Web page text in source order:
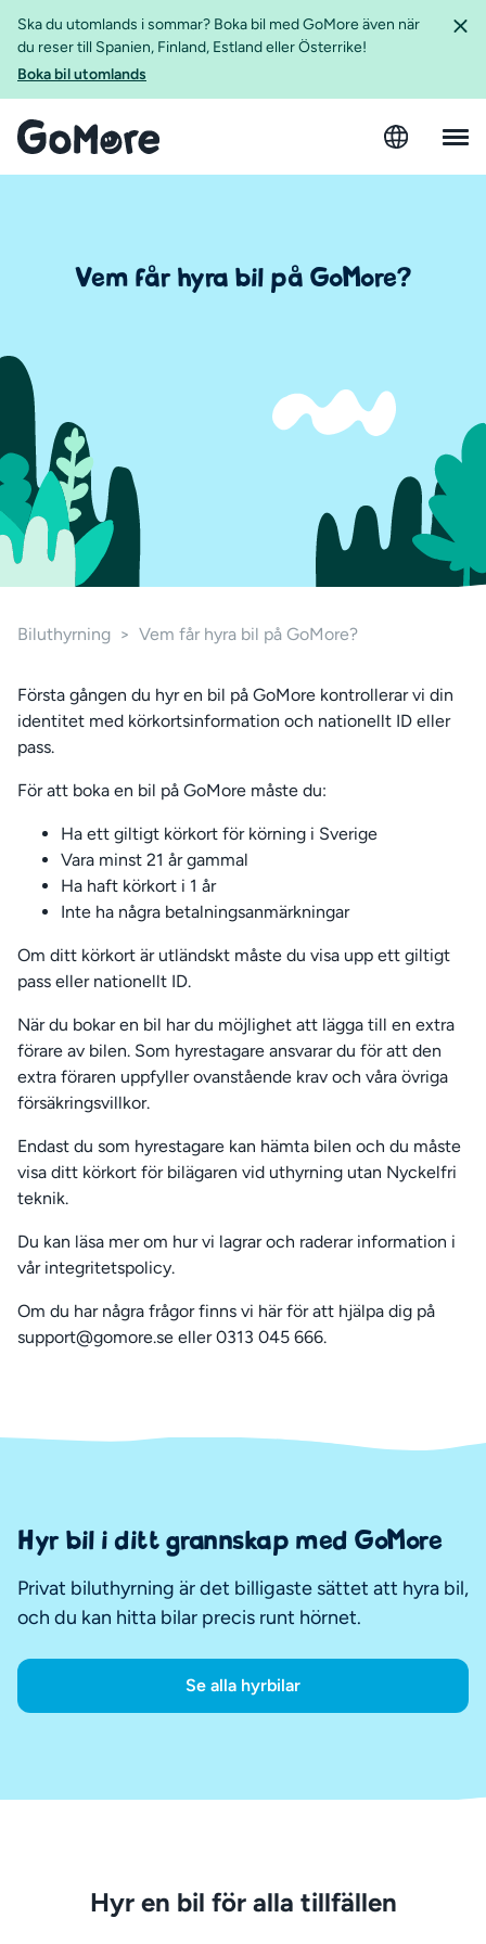
Ska du utomlands i sommar? Boka bil med GoMore även när
du reser till Spanien, Finland, Estland eller Österrike!
Boka bil utomlands
Vem får hyra bil på GoMore?
Biluthyrning > Vem får hyra bil på GoMore?
Första gången du hyr en bil på GoMore kontrollerar vi din
identitet med körkortsinformation och nationellt ID eller
pass.
För att boka en bil på GoMore måste du:
Ha ett giltigt körkort för körning i Sverige
Vara minst 21 år gammal
Ha haft körkort i 1 år
Inte ha några betalningsanmärkningar
Om ditt körkort är utländskt måste du visa upp ett giltigt
pass eller nationellt ID.
När du bokar en bil har du möjlighet att lägga till en extra
förare av bilen. Som hyrestagare ansvarar du för att den
extra föraren uppfyller ovanstående krav och våra övriga
försäkringsvillkor.
Endast du som hyrestagare kan hämta bilen och du måste
visa ditt körkort för bilägaren vid uthyrning utan Nyckelfri
teknik.
Du kan läsa mer om hur vi lagrar och raderar information i
vår integritetspolicy.
Om du har några frågor finns vi här för att hjälpa dig på
support@gomore.se eller 0313 045 666.
Hyr bil i ditt grannskap med GoMore
Privat biluthyrning är det billigaste sättet att hyra bil,
och du kan hitta bilar precis runt hörnet.
Se alla hyrbilar
Hyr en bil för alla tillfällen